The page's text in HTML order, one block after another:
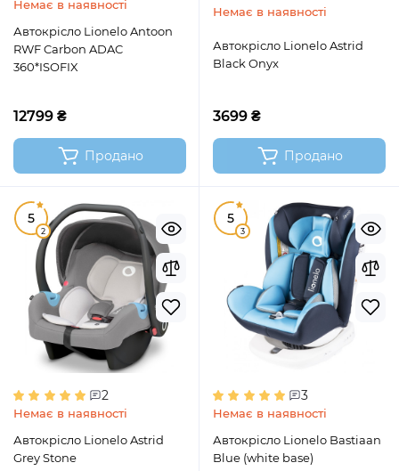
Немає в наявності
Автокрісло Lionelo Antoon
RWF Carbon ADAC
360*ISOFIX
12799 ₴
Продано
Немає в наявності
Автокрісло Lionelo Astrid
Black Onyx
3699 ₴
Продано
5
2
2
Немає в наявності
Автокрісло Lionelo Astrid
Grey Stone
5
3
3
Немає в наявності
Автокрісло Lionelo Bastiaan
Blue (white base)